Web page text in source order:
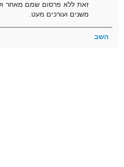
זאת ללא פרסום שמם מאחר
משנים ועורכים מעט.
השב